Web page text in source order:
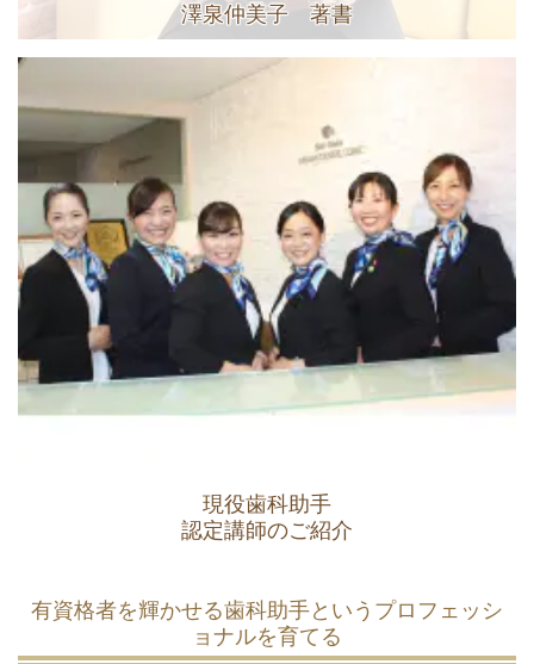
澤泉仲美子 著書
現役歯科助手
認定講師のご紹介
有資格者を輝かせる歯科助手というプロフェッシ
ョナルを育てる